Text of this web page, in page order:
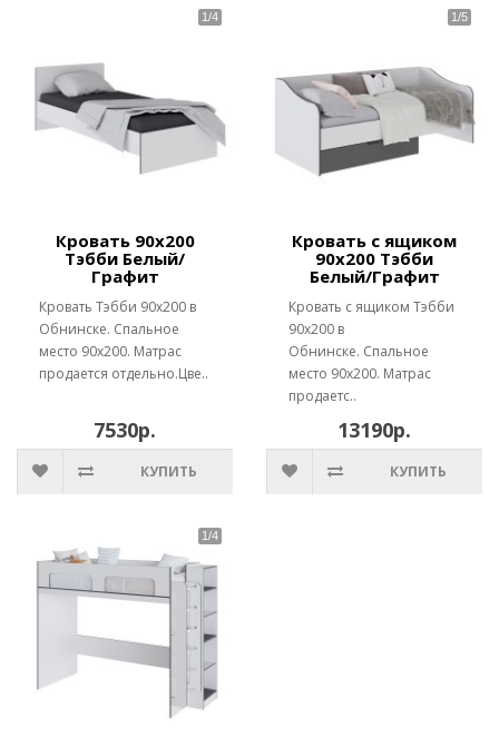
Кровать 90х200
Тэбби Белый/
Графит
Кровать Тэбби 90х200 в
Обнинске. Спальное
место 90х200. Матрас
продается отдельно.Цве..
7530р.
КУПИТЬ
Кровать с ящиком
90х200 Тэбби
Белый/Графит
Кровать с ящиком Тэбби
90х200 в
Обнинске. Спальное
место 90х200. Матрас
продаетс..
13190р.
КУПИТЬ